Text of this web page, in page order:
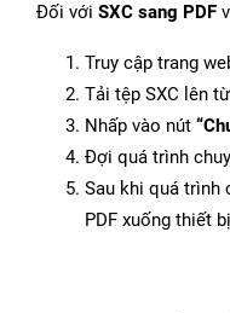
Đối với SXC sang PDF
Truy cập trang
Tải tệp SXC lên
Nhấp vào nút
Đợi quá trình
Sau khi quá trình
PDF xuống thiết